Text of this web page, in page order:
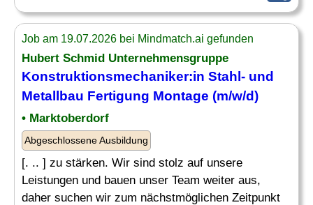
Job am 19.07.2026 bei Mindmatch.ai gefunden
Hubert Schmid Unternehmensgruppe
Konstruktionsmechaniker:in Stahl - und
Metallbau Fertigung Montage (m/w/d)
• Marktoberdorf
Abgeschlossene Ausbildung
[. .. ] zu stärken. Wir sind stolz auf unsere
Leistungen und bauen unser Team weiter aus,
daher suchen wir zum nächstmöglichen Zeitpunkt